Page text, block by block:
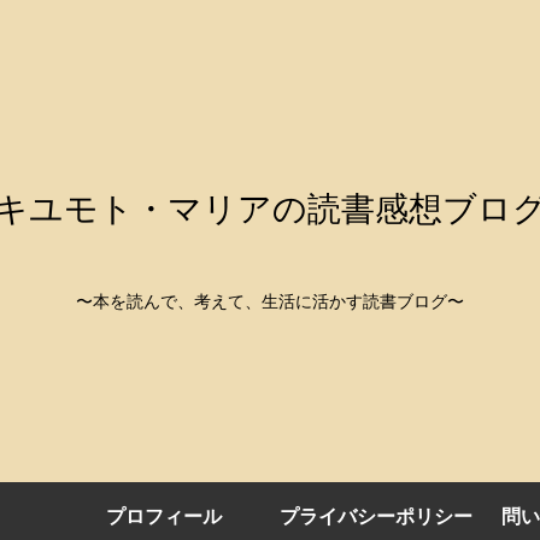
ユモト・マリアの読書感想ブロ
〜本を読んで、考えて、生活に活かす読書ブログ〜
プロフィール プライバシーポリシー 問